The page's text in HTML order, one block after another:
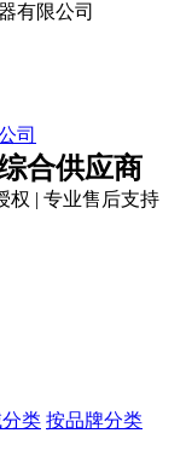
有限公司
合供应商
权 | 专业售后支持
类 按品牌分类